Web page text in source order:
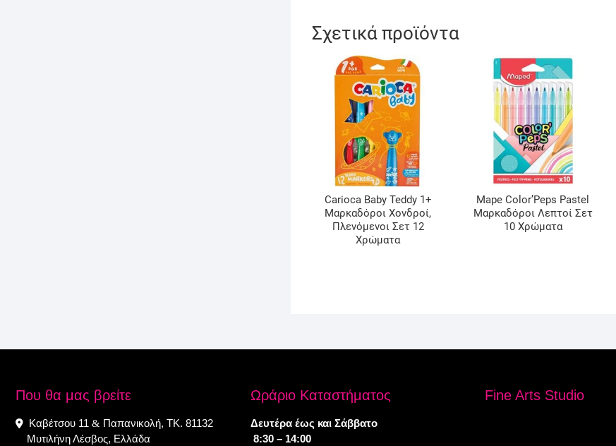
Σχετικά προϊόντα
Carioca Baby Teddy 1+
Μαρκαδόροι Χονδροί,
Πλενόμενοι Σετ 12
Χρώματα
Mape Color’Peps Pastel
Μαρκαδόροι Λεπτοί Σετ
10 Χρώματα
Που θα μας βρείτε
Καβέτσου 11 & Παπανικολή, ΤΚ. 81132
Μυτιλήνη Λέσβος, Ελλάδα
Ωράριο Καταστήματος
Δευτέρα έως και Σάββατο
8:30 – 14:00
Fine Arts Studio